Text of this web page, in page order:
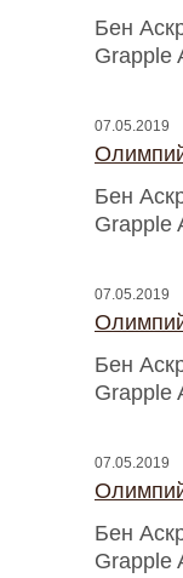
Бен
Grapple
07.05.2019
Бен
Grapple
07.05.2019
Бен
Grapple
07.05.2019
Бен
Grapple